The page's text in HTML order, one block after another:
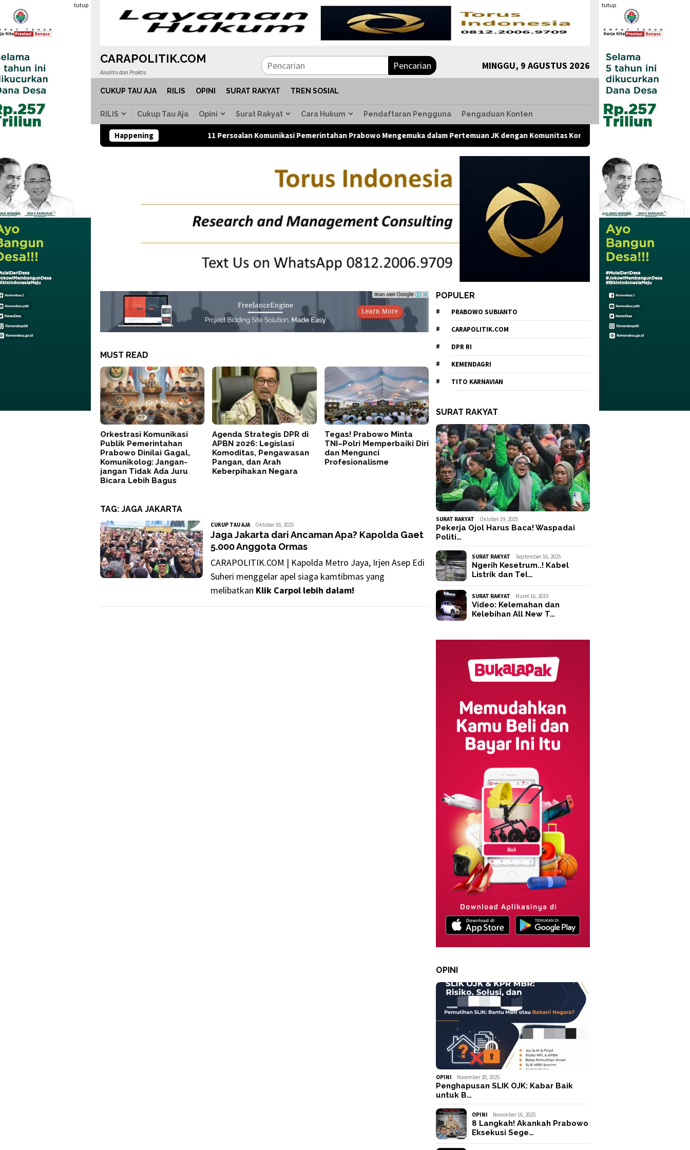
Loncat
konten
tutup tutup
CARAPOLITIK.COM
Analitis dan Praktis
Pencarian MINGGU, 9 AGUSTUS 2026
CUKUP TAU AJA RILIS OPINI SURAT RAKYAT TREN SOSIAL
RILIS Cukup Tau Aja Opini Surat Rakyat Cara Hukum Pendaftaran Pengguna Pengaduan Konten
Happening 11 Persoalan Komunikasi Pemerintahan Prabowo Mengemuka dalam Pertemuan JK dengan Komunitas Komunikolog, Presiden Diharap Evaluasi
MUST READ
Orkestrasi Komunikasi
Publik Pemerintahan
Prabowo Dinilai Gagal,
Komunikolog: Jangan-
jangan Tidak Ada Juru
Bicara Lebih Bagus
Agenda Strategis DPR di
APBN 2026: Legislasi
Komoditas, Pengawasan
Pangan, dan Arah
Keberpihakan Negara
Tegas! Prabowo Minta
TNI–Polri Memperbaiki Diri
dan Mengunci
Profesionalisme
TAG: JAGA JAKARTA
CUKUP TAU AJAGusDus
Oktober 16, 2025
Jaga Jakarta dari Ancaman Apa? Kapolda Gaet
5.000 Anggota Ormas
CARAPOLITIK.COM | Kapolda Metro Jaya, Irjen Asep Edi
Suheri menggelar apel siaga kamtibmas yang
melibatkan Klik Carpol lebih dalam!
POPULER
PRABOWO SUBIANTO
CARAPOLITIK.COM
DPR RI
KEMENDAGRI
TITO KARNAVIAN
SURAT RAKYAT
SURAT RAKYAT Oktober 19, 2025
Pekerja Ojol Harus Baca! Waspadai
Politi…
SURAT RAKYAT September 16, 2025
Ngerih Kesetrum..! Kabel
Listrik dan Tel…
SURAT RAKYAT Maret 16, 2019
Video: Kelemahan dan
Kelebihan All New T…
OPINI
OPINI November 20, 2025
Penghapusan SLIK OJK: Kabar Baik
untuk B…
OPINI November 16, 2025
8 Langkah! Akankah Prabowo
Eksekusi Sege…